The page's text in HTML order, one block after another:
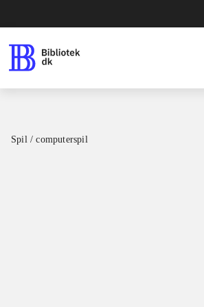
Spil / computerspil